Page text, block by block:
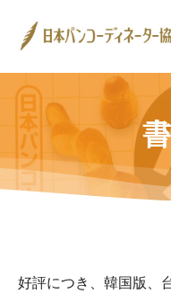
好評につき、韓国版、